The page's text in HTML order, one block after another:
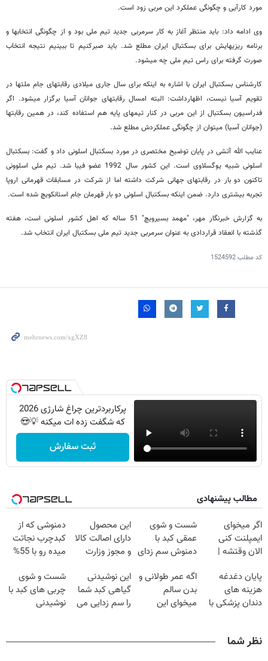
مورد کارآیی و چگونگی عملکرد این مربی زود است.
وی ادامه داد: باید منتظر آغاز به کار سرمربی جدید تیم ملی بود و از چگونگی انتخاب‎ها و
برنامه ریزی‎هایش برای بسکتبال ایران مطلع شد. باید صبرکنیم تا ببینیم نتیجه انتخاب
صورت گرفته برای راس تیم ملی چه می‎شود.
کارشناس بسکتبال ایران با اشاره به اینکه برای سال جاری میلادی رقابت‎های جام ملت‎ها در
تقویم آسیا نیست، اظهارداشت: البته امسال رقابت‏های جوانان آسیا برگزار می‏شود. اگر
فدراسیون بسکتبال از این مربی در کنار تیم‎های پایه هم استفاده کند، در همین رقابت‎ها
(جوانان آسیا) می‎توان از چگونگی عملکردش مطلع شد.
عنایب الله آتشی در پایان توضیح مختصری در مورد بسکتبال اسلونی داد و گفت: بسکتبال
اسلونی شبیه یوگسلاوی است. این کشور سال 1992 عضو فیبا شد. تیم ملی اسلوونی
تاکنون دو بار در رقابت‎های جهانی شرکت داشته اما از شرکت در مسابقات قهرمانی اروپا
تجربه بیشتری دارد. ضمن اینکه بسکتبال اسلونی دو بار قهرمان جام استانکویچ شده است.
به گزارش خبرنگار مهر، "مهمد بسیرویچ" 51 ساله که اهل کشور اسلونی است، هفته
گذشته با انعقاد قراردادی به عنوان سرمربی جدید تیم ملی بسکتبال ایران انتخاب شد.
کد مطلب1524592
پرکاربردترین چراغ شارژی 2026
که شگفت زده ات میکنه 💡😍
ثبت سفارش
مطالب پیشنهادی
اگر میخوای
ایمپلنت کنی
الان وقتشه |
میلیون تومان!!!
شست و شوی
عمقی کبد با
دمنوش سم زدای
این محصول
دارای اصالت کالا
و مجوز وزارت
است(55%تخفیف)
دمنوشی که از
کبدچرب نجاتت
میده رو با 55%
پایان دغدغه
هزینه های
دندان پزشکی با
اگه عمر طولانی و
بدن سالم
میخوای این
این نوشیدنی
گیاهی کبد شما
را سم زدایی می
شست و شوی
چربی های کبد با
نوشیدنی
نظر شما